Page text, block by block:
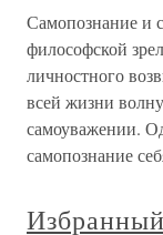
Самопознание и
философской
личностного
всей жизни
самоуважении.
самопознание